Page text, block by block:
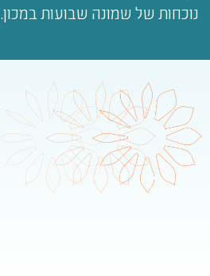
נוכחות של שמונה שבועות במכון.